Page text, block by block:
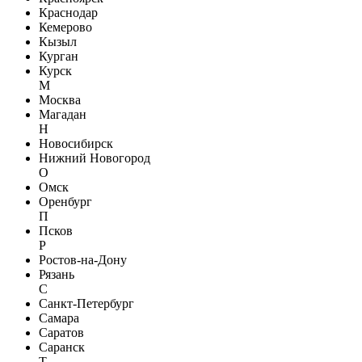
Краснодар
Кемерово
Кызыл
Курган
Курск
М
Москва
Магадан
Н
Новосибирск
Нижний Новогород
О
Омск
Оренбург
П
Псков
Р
Ростов-на-Дону
Рязань
С
Санкт-Петербург
Самара
Саратов
Саранск